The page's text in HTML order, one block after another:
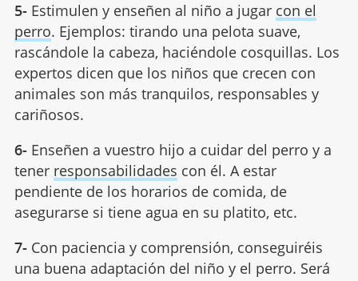
5-Estimulen y enseñen al niño a jugar con el
perro. Ejemplos: tirando una pelota suave,
rascándole la cabeza, haciéndole cosquillas. Los
expertos dicen que los niños que crecen con
animales son más tranquilos, responsables y
cariñosos.
6-Enseñen a vuestro hijo a cuidar del perro y a
tener responsabilidades con él. A estar
pendiente de los horarios de comida, de
asegurarse si tiene agua en su platito, etc.
7-Con paciencia y comprensión, conseguiréis
una buena adaptación del niño y el perro. Será